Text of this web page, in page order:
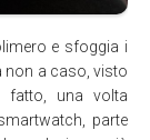
e sfoggia i
non a caso, visto
fatto, una volta
parte